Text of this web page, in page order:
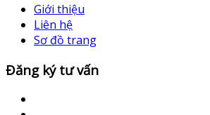
Giới thiệu
Liên hệ
Sơ đồ trang
Đăng ký tư vấn